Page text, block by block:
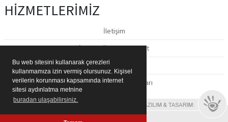
Bu web sitesini kullanarak çerezleri
kullanmamıza izin vermiş olursunuz. Kişisel
verilerin korunması kapsamında internet
sitesi aydınlatma metnine
buradan ulaşabilirsiniz.
HİZMETLERİMİZ
İletişim
İstek & Öneri & Şikayet
Basın Materyalleri
IBAN ve Hesap Numaraları